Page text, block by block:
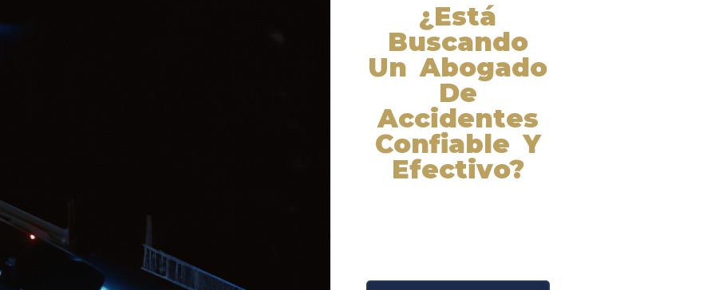
¿Está
Buscando
Un Abogado
De
Accidentes
Confiable Y
Efectivo?